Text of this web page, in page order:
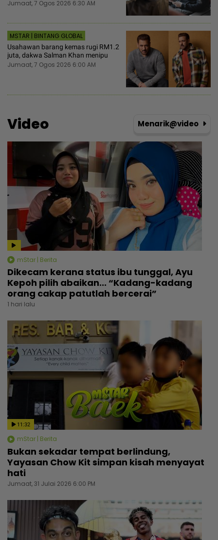
Jumaat, 7 Ogos 2026 6:30 AM
MSTAR | BINTANG GLOBAL
Usahawan barang kemas rugi RM1.2
juta, dakwa Salman Khan menipu
Jumaat, 7 Ogos 2026 6:00 AM
Video Menarik@video
mStar | Berita
Dikecam kerana status ibu tunggal, Ayu
Kepoh pilih abaikan... “Kadang-kadang
orang cakap patutlah bercerai”
1 hari lalu
11:32
mStar | Berita
Bukan sekadar tempat berlindung,
Yayasan Chow Kit simpan kisah menyayat
hati
Jumaat, 31 Julai 2026 6:00 PM